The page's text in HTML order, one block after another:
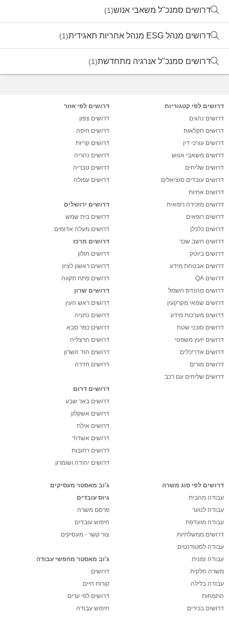
דרושים סמנכ"ל משאבי אנוש(1)
דרושים מנהל ESG מנהל אחריות תאגידית (1)
דרושים סמנכ"ל אנרגיה מתחדשת(1)
דרושים לפי קטגוריות
דרושים נהגים
דרושים חקלאות
דרושים עורכי דין
דרושים משאבי אנוש
דרושים שליחים
דרושים עובדים סוציאלים
דרושים אחיות
דרושים מזכירה רפואית
דרושים רופאים
דרושים כלכלן
דרושים חשב שכר
דרושים ביוטק
דרושים אבטחת מידע
דרושים QA
דרושים מהנדס חשמל
דרושים שמאי מקרקעין
דרושים מערכות מידע
דרושים סוכני שטח
דרושים יועץ משפטי
דרושים אדריכלים
דרושים מורים
דרושים שליחים עם רכב
דרושים לפי אזור
דרושים צפון
דרושים חיפה
דרושים קריות
דרושים נהריה
דרושים טבריה
דרושים עפולה
דרושים ירושלים
דרושים בית שמש
דרושים מעלה אדומים
דרושים מרכז
דרושים חולון
דרושים ראשון לציון
דרושים פתח תקווה
דרושים שרון
דרושים ראש העין
דרושים נתניה
דרושים כפר סבא
דרושים הרצליה
דרושים הוד השרון
דרושים חדרה
דרושים דרום
דרושים באר שבע
דרושים אשקלון
דרושים אילת
דרושים אשדוד
דרושים רחובות
דרושים יהודה ושומרון
דרושים לפי סוג משרה
עבודה מהבית
עבודה לנוער
עבודה מועדפת
דרושים ממשלתיות
עבודה לסטודנטים
עבודה זמנית
משרה חלקית
עבודה בלילה
התמחות
דרושים בכירים
ג'וב מאסטר מעסיקים
גיוס עובדים
פרסם משרה
חיפוש עובדים
צור קשר - מעסיקים
ג'וב מאסטר מחפשי עבודה
דרושים
קורות חיים
דרושים לפי ערים
חיפוש עבודה